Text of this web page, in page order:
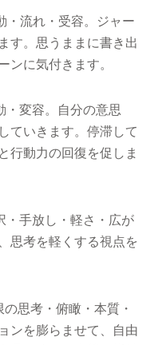
・流れ・受容。ジャー
す。思うままに書き出
ンに気付きます。
・変容。自分の意思
ていきます。停滞して
行動力の回復を促しま
・手放し・軽さ・広が
思考を軽くする視点を
の思考・俯瞰・本質・
ンを膨らませて、自由